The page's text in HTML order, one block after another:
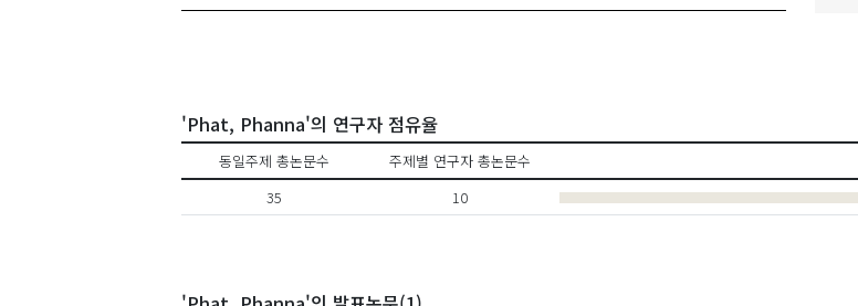
'Phat, Phanna'의 연구자 점유율
동일주제 총논문수 주제별 연구자 총논문수
35
10